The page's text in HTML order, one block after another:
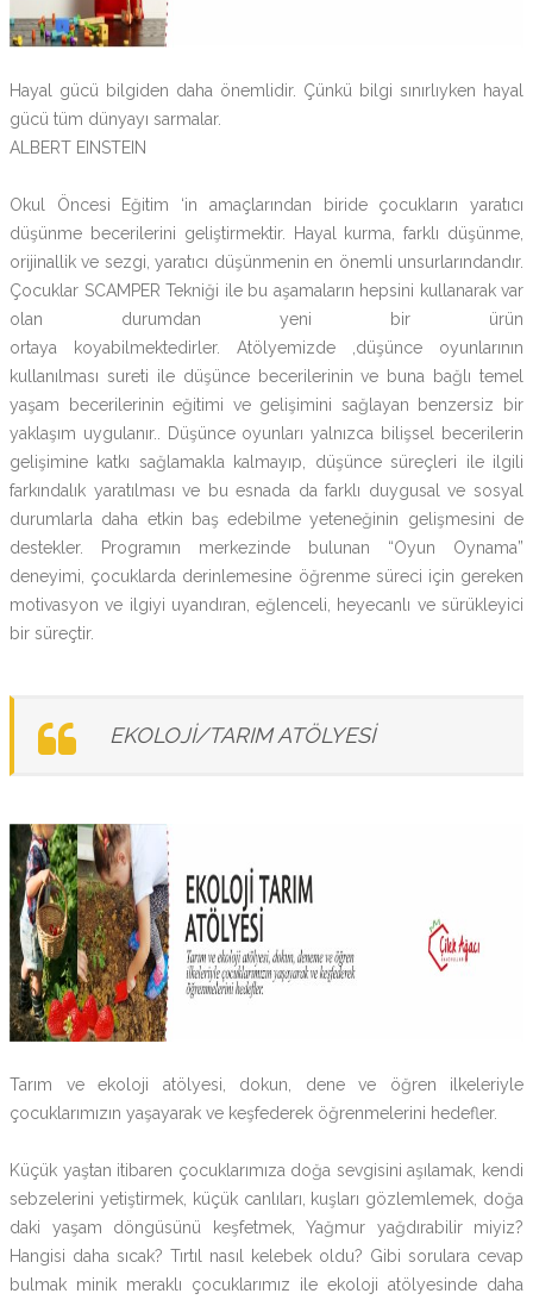
Hayal gücü bilgiden daha önemlidir. Çünkü bilgi sınırlıyken hayal
gücü tüm dünyayı sarmalar.
ALBERT EINSTEIN
Okul Öncesi Eğitim ‘in amaçlarından biride çocukların yaratıcı
düşünme becerilerini geliştirmektir. Hayal kurma, farklı düşünme,
orijinallik ve sezgi, yaratıcı düşünmenin en önemli unsurlarındandır.
Çocuklar SCAMPER Tekniği ile bu aşamaların hepsini kullanarak var
olan durumdan yeni bir ürün
ortaya koyabilmektedirler. Atölyemizde ,düşünce oyunlarının
kullanılması sureti ile düşünce becerilerinin ve buna bağlı temel
yaşam becerilerinin eğitimi ve gelişimini sağlayan benzersiz bir
yaklaşım uygulanır.. Düşünce oyunları yalnızca bilişsel becerilerin
gelişimine katkı sağlamakla kalmayıp, düşünce süreçleri ile ilgili
farkındalık yaratılması ve bu esnada da farklı duygusal ve sosyal
durumlarla daha etkin baş edebilme yeteneğinin gelişmesini de
destekler. Programın merkezinde bulunan “Oyun Oynama”
deneyimi, çocuklarda derinlemesine öğrenme süreci için gereken
motivasyon ve ilgiyi uyandıran, eğlenceli, heyecanlı ve sürükleyici
bir süreçtir.
EKOLOJİ/TARIM ATÖLYESİ
Tarım ve ekoloji atölyesi, dokun, dene ve öğren ilkeleriyle
çocuklarımızın yaşayarak ve keşfederek öğrenmelerini hedefler.
Küçük yaştan itibaren çocuklarımıza doğa sevgisini aşılamak, kendi
sebzelerini yetiştirmek, küçük canlıları, kuşları gözlemlemek, doğa
daki yaşam döngüsünü keşfetmek, Yağmur yağdırabilir miyiz?
Hangisi daha sıcak? Tırtıl nasıl kelebek oldu? Gibi sorulara cevap
bulmak minik meraklı çocuklarımız ile ekoloji atölyesinde daha